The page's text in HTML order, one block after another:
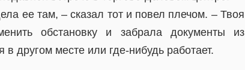
ее там, – сказал тот и повел плечом. – Твоя
обстановку и забрала документы из
другом месте или где-нибудь работает.